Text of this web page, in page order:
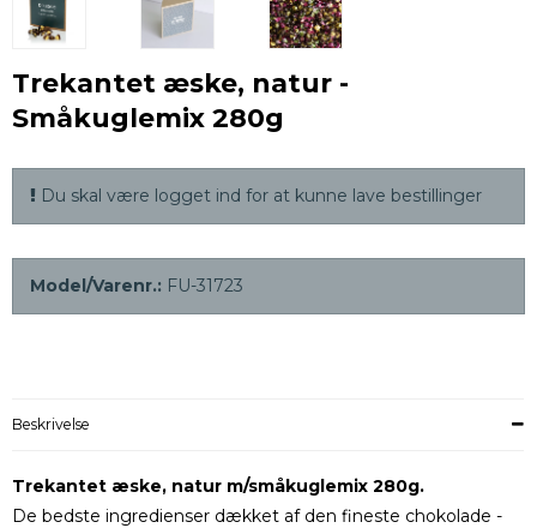
Trekantet æske, natur -
Småkuglemix 280g
Du skal være logget ind for at kunne lave bestillinger
Model/Varenr.: FU-31723
Beskrivelse
Trekantet æske, natur m/småkuglemix 280g.
De bedste ingredienser dækket af den fineste chokolade -